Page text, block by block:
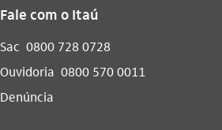
Fale com o Itaú
Sac 0800 728 0728
Ouvidoria 0800 570 0011
Denúncia